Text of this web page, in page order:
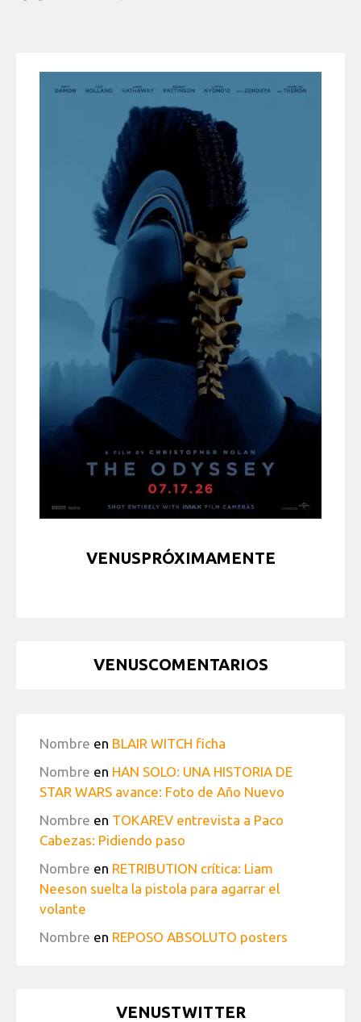
VENUSPRÓXIMAMENTE
VENUSCOMENTARIOS
Nombre en BLAIR WITCH ficha
Nombre en HAN SOLO: UNA HISTORIA DE
STAR WARS avance: Foto de Año Nuevo
Nombre en TOKAREV entrevista a Paco
Cabezas: Pidiendo paso
Nombre en RETRIBUTION crítica: Liam
Neeson suelta la pistola para agarrar el
volante
Nombre en REPOSO ABSOLUTO posters
VENUSTWITTER